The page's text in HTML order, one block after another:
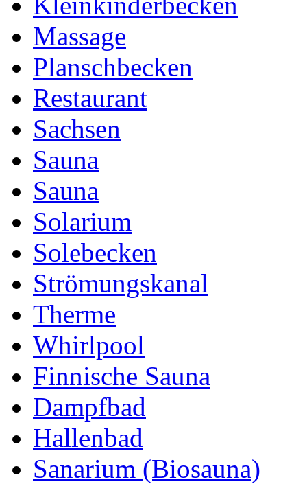
Massage
Planschbecken
Restaurant
Sachsen
Sauna
Sauna
Solarium
Solebecken
Strömungskanal
Therme
Whirlpool
Finnische Sauna
Dampfbad
Hallenbad
Sanarium (Biosauna)